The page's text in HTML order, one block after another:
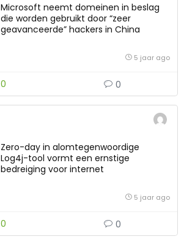
Microsoft neemt domeinen in beslag
die worden gebruikt door “zeer
geavanceerde” hackers in China
5 jaar ago
0 0
Zero-day in alomtegenwoordige
Log4j-tool vormt een ernstige
bedreiging voor internet
5 jaar ago
0 0